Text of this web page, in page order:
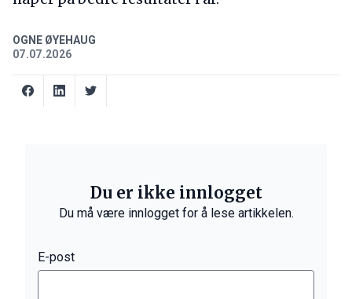
OGNE ØYEHAUG
07.07.2026
Du er ikke innlogget
Du må være innlogget for å lese artikkelen.
E-post